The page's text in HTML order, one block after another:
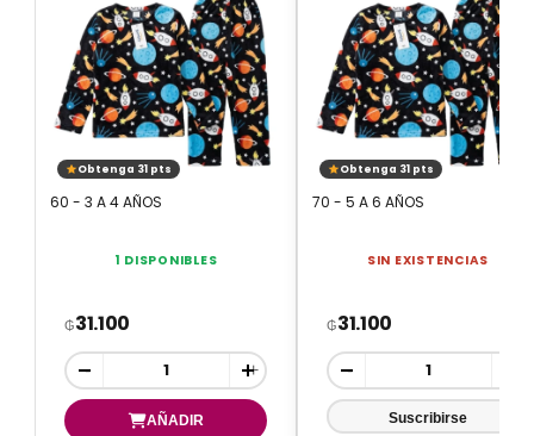
Obtenga 31 pts
60 - 3 A 4 AÑOS
1 DISPONIBLES
₲31.100
- +
Obtenga 31 pts
70 - 5 A 6 AÑOS
SIN EXISTENCIAS
₲31.100
-